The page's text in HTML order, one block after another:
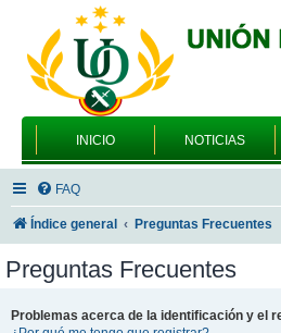
INICIO NOTICIAS
FAQ
Índice general Preguntas Frecuentes
Preguntas Frecuentes
Problemas acerca de la identificación y el